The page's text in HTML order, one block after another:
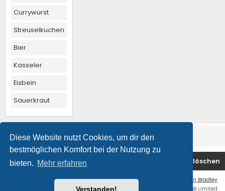
Diese Website nutzt Cookies, um dir den
bestmöglichen Komfort bei der Nutzung zu
bieten. Mehr erfahren
Verstanden!
Currywurst
Streuselkuchen
Bier
Kasseler
Eisbein
Sauerkraut
Foren-Übersicht Alle Cookies löschen
Ian Bradley
Powered byphpBB ® Forum Software © phpBB Limited